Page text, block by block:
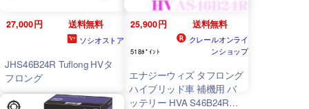
27,000円 送料無料
ソシオストア
JHS46B24R Tuflong HVタ
フロング
25,900円 送料無料
518ﾎﾟｲﾝﾄ
クレールオンライ
ンショップ
エナジーウィズ タフロング
ハイブリッド車 補機用 バ
ッテリー HVA S46B24R